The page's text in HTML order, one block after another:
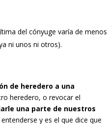
del cónyuge varía de menos
ni unos ni otros).
de heredero a una
heredero, o revocar el
una parte de nuestros
y es el que dice que